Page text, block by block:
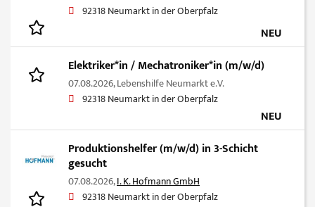
92318 Neumarkt in der Oberpfalz
NEU
Elektriker*in / Mechatroniker*in (m/w/d)
07.08.2026,Lebenshilfe Neumarkt e.V.
92318 Neumarkt in der Oberpfalz
NEU
Produktionshelfer (m/w/d) in 3-Schicht
gesucht
07.08.2026,I. K. Hofmann GmbH
92318 Neumarkt in der Oberpfalz